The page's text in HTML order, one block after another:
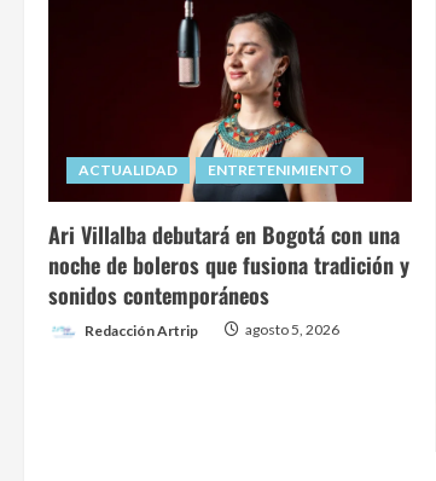
ACTUALIDAD ENTRETENIMIENTO
Ari Villalba debutará en Bogotá con una
noche de boleros que fusiona tradición y
sonidos contemporáneos
Redacción Artrip agosto 5, 2026